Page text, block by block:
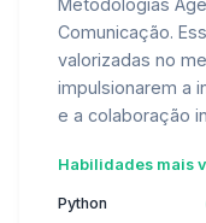
Metodologias
Comunicação.
valorizadas no
impulsionarem a
e a colaboração
Habilidades mais
Python